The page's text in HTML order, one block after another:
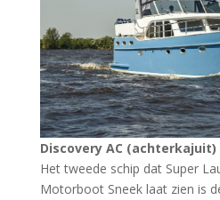
Discovery AC (achterkajuit)
Het tweede schip dat Super
Motorboot Sneek laat zien is